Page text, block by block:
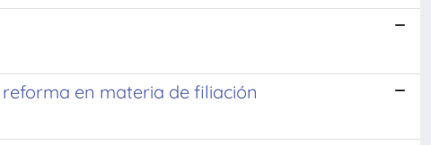
en materia de filiación